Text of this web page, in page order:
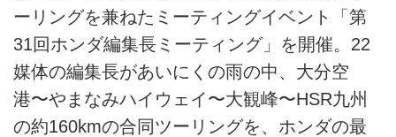
ーリングを兼ねたミーティングイベント「第
31回ホンダ編集長ミーティング」を開催。22
媒体の編集長があいにくの雨の中、大分空
港〜やまなみハイウェイ〜大観峰〜HSR九州
の約160kmの合同ツーリングを、ホンダの最